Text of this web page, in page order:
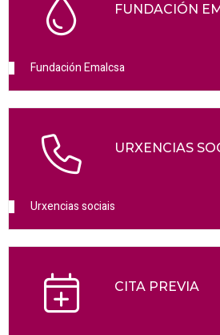
FUNDACIÓN
Fundación Emalcsa
URXENCIAS
Urxencias sociais
CITA PREVIA